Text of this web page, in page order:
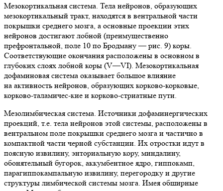
Мезокортикальная система. Тела нейронов, образующих
мезокортикальный тракт, находятся в вентральной части
покрышки среднего мозга, а основные проекции этих
нейронов достигают лобной (преимущественно
префронтальной, поле 10 по Бродману — рис. 9) коры.
Соответствующие окончания расположены в основном в
глубоких слоях лобной коры (V—VI). Мезокортикальная
дофаминовая система оказывает большое влияние
на активность нейронов, образующих корково-корковые,
корково-таламичес-кие и корково-стриатные пути.
Мезолимбическая система. Источники дофаминергических
проекций, т.е. тела нейронов этой системы, расположены в
вентральном поле покрышки среднего мозга и частично в
компактной части черной субстанции. Их отростки идут в
поясную извилину, энториальную кору, миндалину,
обонятельный бугорок, аккумбентное ядро, гиппокамп,
парагиппокампальную извилину, перегородку и другие
структуры лимбической системы мозга. Имея обширные